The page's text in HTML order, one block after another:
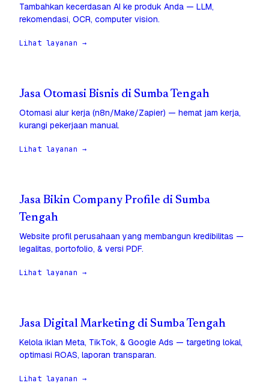
Tambahkan kecerdasan AI ke produk Anda — LLM,
rekomendasi, OCR, computer vision.
Lihat layanan →
Jasa Otomasi Bisnis di Sumba Tengah
Otomasi alur kerja (n8n/Make/Zapier) — hemat jam kerja,
kurangi pekerjaan manual.
Lihat layanan →
Jasa Bikin Company Profile di Sumba
Tengah
Website profil perusahaan yang membangun kredibilitas —
legalitas, portofolio, & versi PDF.
Lihat layanan →
Jasa Digital Marketing di Sumba Tengah
Kelola iklan Meta, TikTok, & Google Ads — targeting lokal,
optimasi ROAS, laporan transparan.
Lihat layanan →